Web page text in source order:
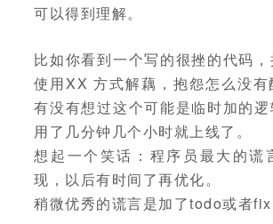
可以得到理解。
比如你看到一个写的很挫的代码
使用XX 方式解藕，抱怨怎么没有
有没有想过这个可能是临时加的
用了几分钟几个小时就上线了。
想起一个笑话：程序员最大的谎
现，以后有时间了再优化。
稍微优秀的谎言是加了todo或者